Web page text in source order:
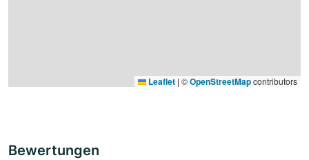
Leaflet | ©OpenStreetMapcontributors
Bewertungen